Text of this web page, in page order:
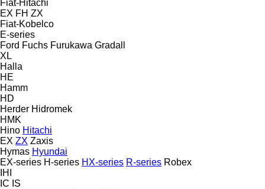
Fiat-Hitachi
EX FH ZX
Fiat-Kobelco
E-series
Ford Fuchs Furukawa Gradall
XL
Halla
HE
Hamm
HD
Herder Hidromek
HMK
Hino Hitachi
EX ZX Zaxis
Hymas Hyundai
EX-series H-series HX-series R-series Robex
IHI
IC IS